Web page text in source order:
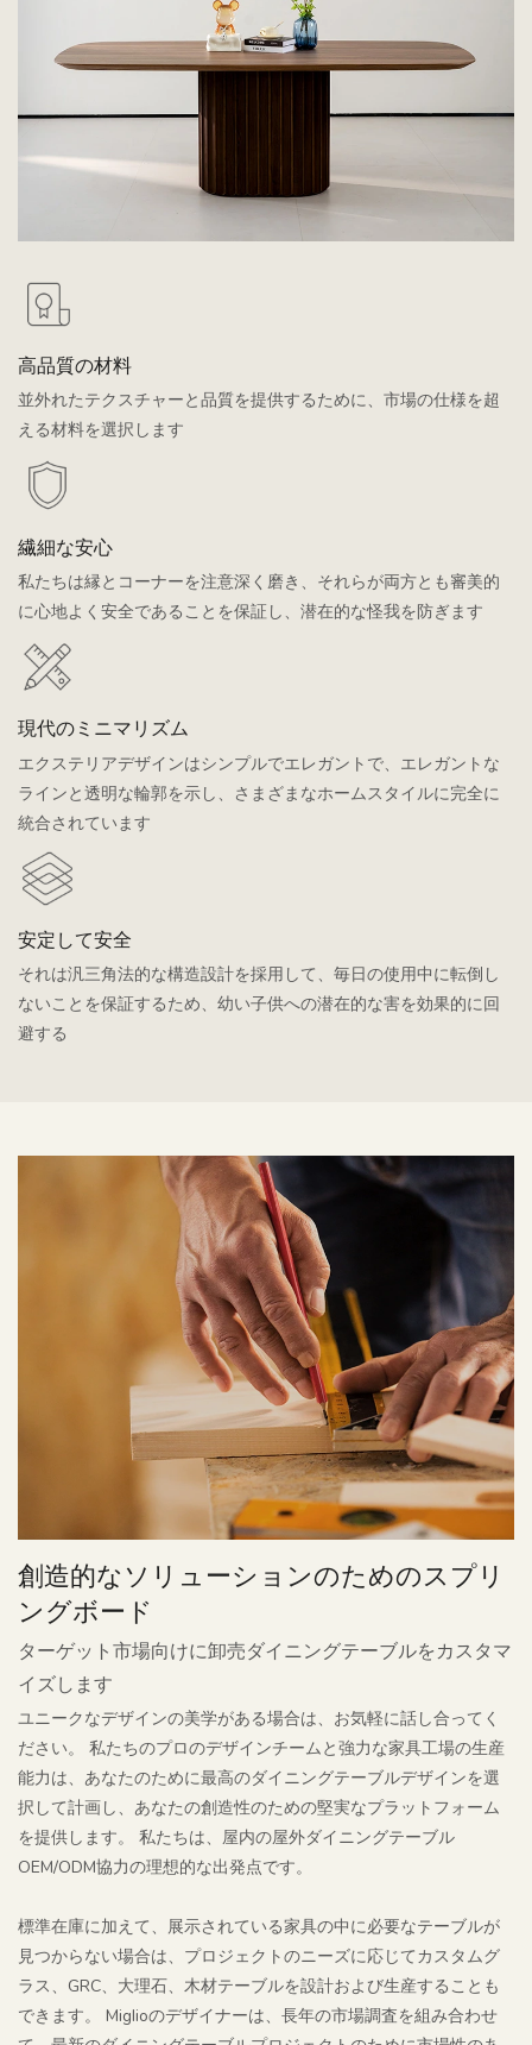
高品質の材料
並外れたテクスチャーと品質を提供するために、市場の仕様を超
える材料を選択します
繊細な安心
私たちは縁とコーナーを注意深く磨き、それらが両方とも審美的
に心地よく安全であることを保証し、潜在的な怪我を防ぎます
現代のミニマリズム
エクステリアデザインはシンプルでエレガントで、エレガントな
ラインと透明な輪郭を示し、さまざまなホームスタイルに完全に
統合されています
安定して安全
それは汎三角法的な構造設計を採用して、毎日の使用中に転倒し
ないことを保証するため、幼い子供への潜在的な害を効果的に回
避する
創造的なソリューションのためのスプリ
ングボード
ターゲット市場向けに卸売ダイニングテーブルをカスタマ
イズします
ユニークなデザインの美学がある場合は、お気軽に話し合ってく
ださい。 私たちのプロのデザインチームと強力な家具工場の生産
能力は、あなたのために最高のダイニングテーブルデザインを選
択して計画し、あなたの創造性のための堅実なプラットフォーム
を提供します。 私たちは、屋内の屋外ダイニングテーブル
OEM/ODM協力の理想的な出発点です。
標準在庫に加えて、展示されている家具の中に必要なテーブルが
見つからない場合は、プロジェクトのニーズに応じてカスタムグ
ラス、GRC、大理石、木材テーブルを設計および生産することも
できます。 Miglioのデザイナーは、長年の市場調査を組み合わせ